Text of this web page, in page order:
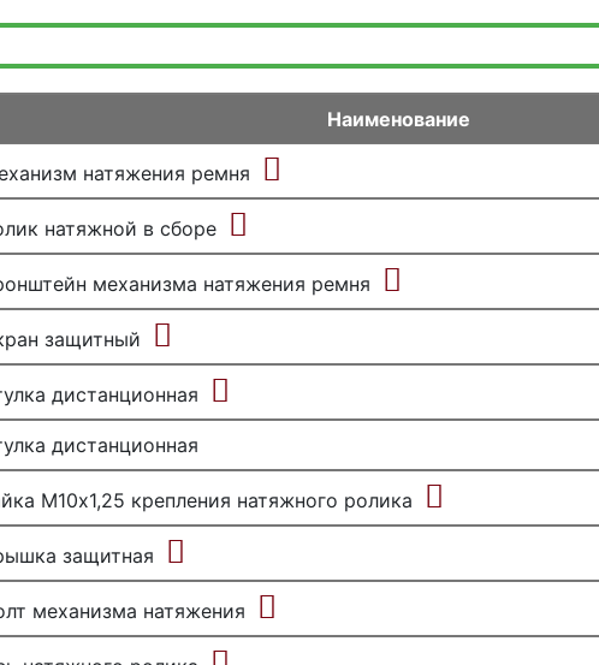
Наименование
натяжения ремня
натяжной в сборе
механизма натяжения ремня
защитный
дистанционная
дистанционная
М10х1,25 крепления натяжного ролика
защитная
механизма натяжения